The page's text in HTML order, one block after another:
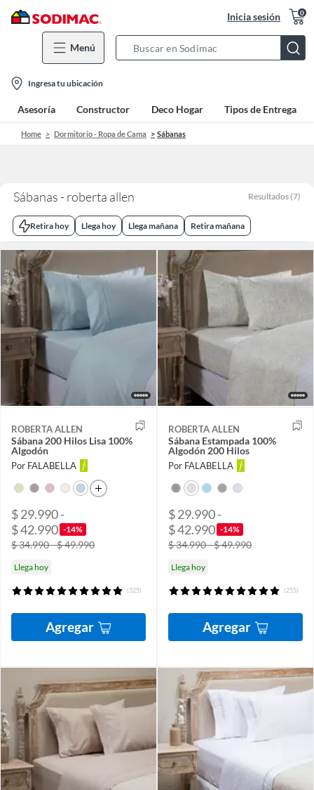
Inicia sesión 0
Menú
Bar
location-
icon
Ingresa tu ubicación
Asesoría Constructor Deco Hogar Tipos de Entrega
Home Dormitorio - Ropa de Cama Sábanas
Sábanas - roberta allen Resultados (7)
Retira hoy Llega hoy Llega mañana Retira mañana
ROBERTA ALLEN
Sábana 200 Hilos Lisa 100%
Algodón
Por FALABELLA
$ 29.990 -
$ 42.990 -14%
$ 34.990 - $ 49.990
Llega hoy
(325)
Agregar
ROBERTA ALLEN
Sábana Estampada 100%
Algodón 200 Hilos
Por FALABELLA
$ 29.990 -
$ 42.990 -14%
$ 34.990 - $ 49.990
Llega hoy
(255)
Agregar